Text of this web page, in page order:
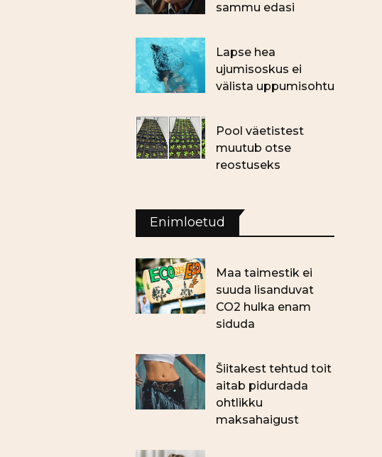
sammu edasi
Lapse hea
ujumisoskus ei
välista uppumisohtu
Pool väetistest
muutub otse
reostuseks
Enimloetud
Maa taimestik ei
suuda lisanduvat
CO2 hulka enam
siduda
Šiitakest tehtud toit
aitab pidurdada
ohtlikku
maksahaigust